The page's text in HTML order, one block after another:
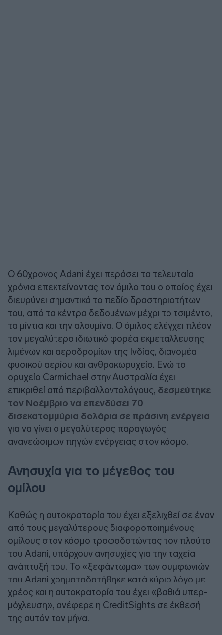
Ο 60χρονος Adani έχει περάσει τα τελευταία
χρόνια επεκτείνοντας τον όμιλο του ο οποίος έχει
διευρύνει σημαντικά το πεδίο δραστηριοτήτων
του, από τα κέντρα δεδομένων μέχρι το τσιμέντο,
τα μίντια και την αλουμίνα. Ο όμιλος ελέγχει πλέον
τον μεγαλύτερο ιδιωτικό φορέα εκμετάλλευσης
λιμένων και αεροδρομίων της Ινδίας, διανομέα
φυσικού αερίου και ανθρακωρυχείο. Ενώ το
ορυχείο Carmichael στην Αυστραλία έχει
επικριθεί από περιβαλλοντολόγους, δεσμεύτηκε
τον Νοέμβριο να επενδύσει 70
δισεκατομμύρια δολάρια σε πράσινη ενέργεια
για να γίνει ο μεγαλύτερος παραγωγός
ανανεώσιμων πηγών ενέργειας στον κόσμο.
Ανησυχία για το μέγεθος του
ομίλου
Καθώς η αυτοκρατορία του έχει εξελιχθεί σε έναν
από τους μεγαλύτερους διαφοροποιημένους
ομίλους στον κόσμο τροφοδοτώντας τον πλούτο
του Adani, υπάρχουν ανησυχίες για την ταχεία
ανάπτυξή του. Το «ξεφάντωμα» των συμφωνιών
του Adani χρηματοδοτήθηκε κατά κύριο λόγο με
χρέος και η αυτοκρατορία του έχει «βαθιά υπερ-
μόχλευση», ανέφερε η CreditSights σε έκθεσή
της αυτόν τον μήνα.